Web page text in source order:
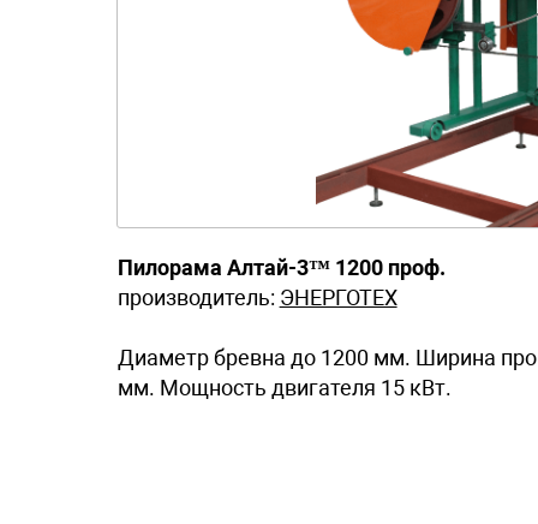
Пилорама Алтай-3™ 1200 проф.
производитель: ЭНЕРГОТЕХ
Диаметр бревна до 1200 мм. Ширина
мм. Мощность двигателя 15 кВт.